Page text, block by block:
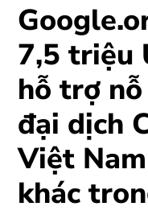
7,5 triệu
hỗ trợ
đại dịch
Việt
khác